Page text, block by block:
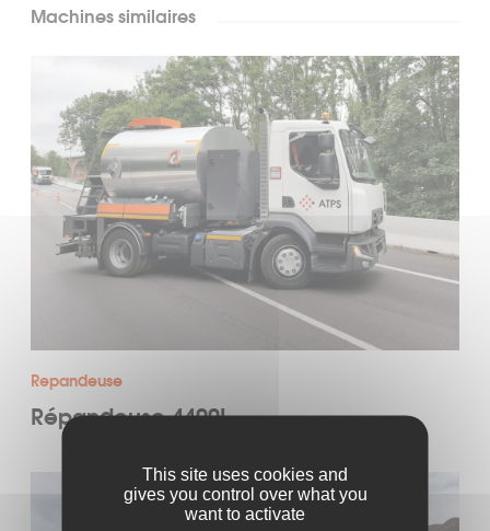
Machines similaires
Repandeuse
Répandeuse 4400L
This site uses cookies and
gives you control over what you
want to activate